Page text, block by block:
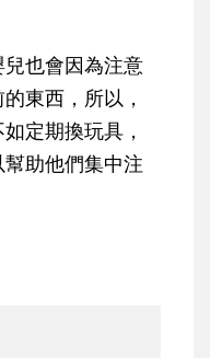
也會因為注意
東西，所以，
定期換玩具，
助他們集中注